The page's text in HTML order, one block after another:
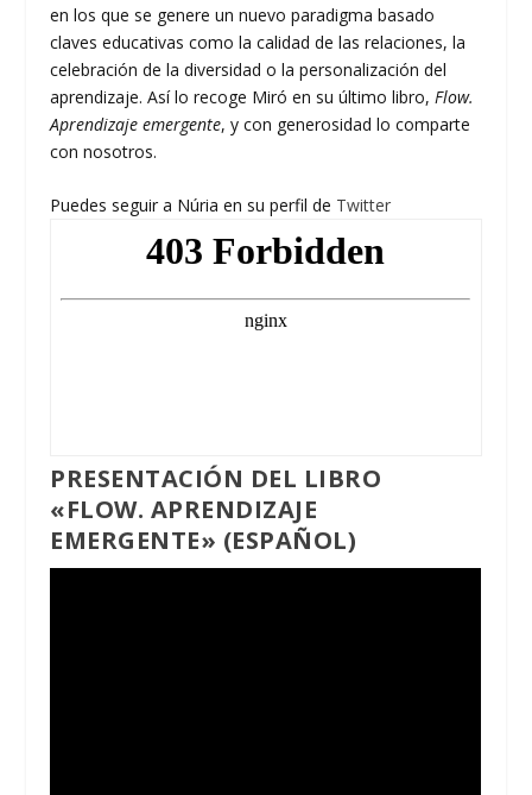
en los que se genere un nuevo paradigma basado
claves educativas como la calidad de las relaciones, la
celebración de la diversidad o la personalización del
aprendizaje. Así lo recoge Miró en su último libro,Flow.
Aprendizaje emergente, y con generosidad lo comparte
con nosotros.
Puedes seguir a Núria en su perfil de Twitter
PRESENTACIÓN DEL LIBRO
«FLOW. APRENDIZAJE
EMERGENTE» (ESPAÑOL)